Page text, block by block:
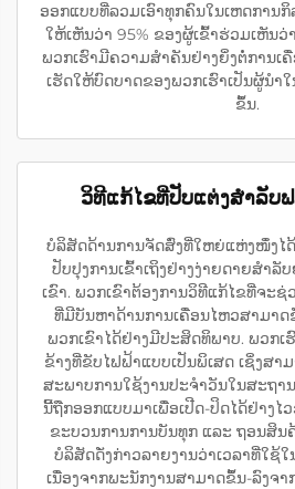
ອອກແບບທີ່ລວມເອົາທຸກຄົນໃນເຫດການ
ໃຫ້ເຫັນວ່າ 95% ຂອງຜູ້ເຂົ້າຮ່ວມເຫັນວ່
ພວກເຮົາມີຄວາມສຳຄັນຢ່າງຍິ່ງຕໍ່ການເຄື່
ເຮັດໃຫ້ບົດບາດຂອງພວກເຮົາເປັນຜູ້ນຳ
ຂຶ້ນ.
ວິທີແກ້ໄຂທີ່ປັບແຕ່ງສຳລັບ
ບໍລິສັດດ້ານການຈັດສົ່ງທີ່ໃຫຍ່ແຫ່ງໜຶ່ງໄ
ປັບປຸງການເຂົ້າເຖິງຢ່າງງ່າຍດາຍສຳ
ເຂົາ. ພວກເຂົາຕ້ອງການວິທີແກ້ໄຂທີ່ຈະ
ທີ່ມີບັນຫາດ້ານການເຄື່ອນໄຫວສາມາ
ພວກເຂົາໄດ້ຢ່າງມີປະສິດທິພາບ. ພວກເ
ຂ້າງທີ່ຂັບໄຟຟ້າແບບເປັນພິເສດ ເຊິ່ງສ
ສະພາບການໃຊ້ງານປະຈຳວັນໃນສະຖາ
ນີ້ຖືກອອກແບບມາເພື່ອເປີດ-ປິດໄດ້ຢ່າງໄ
ຂະບວນການການບັນທຸກ ແລະ ຖອນສິນ
ບໍລິສັດດັ່ງກ່າວລາຍງານວ່າເວລາທີ່ໃຊ້
ເນື່ອງຈາກພະນັກງານສາມາດຂຶ້ນ-ລົງຈ